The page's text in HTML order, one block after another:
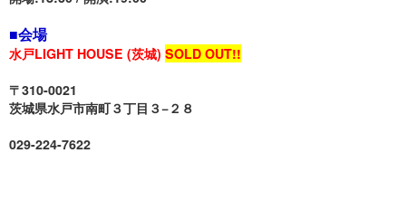
■会場
水戸LIGHT HOUSE (茨城) SOLD OUT!!
〒310-0021
茨城県水戸市南町３丁目３−２８
029-224-7622